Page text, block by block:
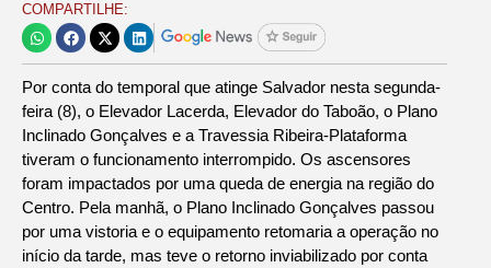
COMPARTILHE:
Por conta do temporal que atinge Salvador nesta segunda-
feira (8), o Elevador Lacerda, Elevador do Taboão, o Plano
Inclinado Gonçalves e a Travessia Ribeira-Plataforma
tiveram o funcionamento interrompido. Os ascensores
foram impactados por uma queda de energia na região do
Centro. Pela manhã, o Plano Inclinado Gonçalves passou
por uma vistoria e o equipamento retomaria a operação no
início da tarde, mas teve o retorno inviabilizado por conta